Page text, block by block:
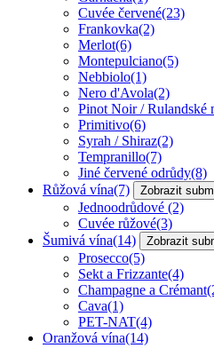
Cuvée červené(23)
Frankovka(2)
Merlot(6)
Montepulciano(5)
Nebbiolo(1)
Nero d'Avola(2)
Pinot Noir / Rulandské
Primitivo(6)
Syrah / Shiraz(2)
Tempranillo(7)
Jiné červené odrůdy(8)
Růžová vína(7) Zobrazit
Jednoodrůdové (2)
Cuvée růžové(3)
Šumivá vína(14) Zobrazit
Prosecco(5)
Sekt a Frizzante(4)
Champagne a Crémant
Cava(1)
PET-NAT(4)
Oranžová vína(14)